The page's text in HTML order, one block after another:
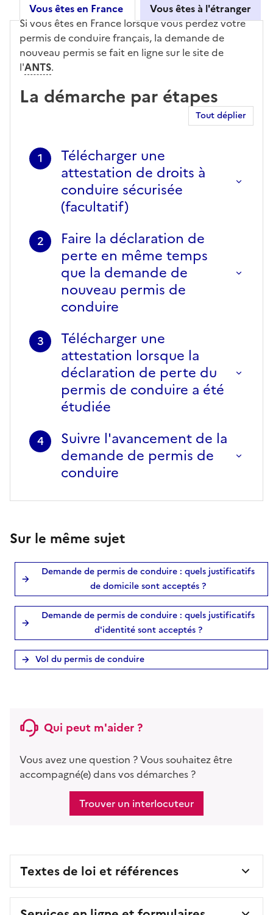
Vous êtes en France Vous êtes à l'étranger
Vous êtes en France
Si vous êtes en France lorsque vous perdez votre
permis de conduire français, la demande de
nouveau permis se fait en ligne sur le site de
l'ANTS.
La démarche par étapes
Tout déplier
1
Télécharger une
attestation de droits à
conduire sécurisée
(facultatif)
2
Faire la déclaration de
perte en même temps
que la demande de
nouveau permis de
conduire
3
Télécharger une
attestation lorsque la
déclaration de perte du
permis de conduire a été
étudiée
4
Suivre l'avancement de la
demande de permis de
conduire
Sur le même sujet
Demande de permis de conduire : quels justificatifs
de domicile sont acceptés ?
Demande de permis de conduire : quels justificatifs
d'identité sont acceptés ?
Vol du permis de conduire
Qui peut m'aider ?
Vous avez une question ? Vous souhaitez être
accompagné(e) dans vos démarches ?
Trouver un interlocuteur
Textes de loi et références